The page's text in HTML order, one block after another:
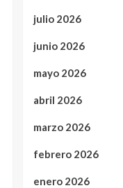
julio 2026
junio 2026
mayo 2026
abril 2026
marzo 2026
febrero 2026
enero 2026